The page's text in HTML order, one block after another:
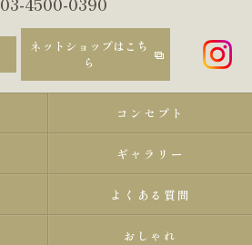
ネットショップはこち
ら
コンセプト
ギャラリー
よくある質問
おしゃれ